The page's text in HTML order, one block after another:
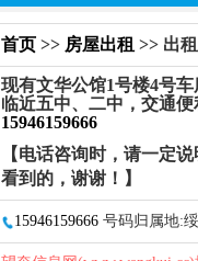
首页 >> 房屋出租 >> 出租
现有文华公馆1号楼4号车
临近五中、二中，交通便
15946159666
【电话咨询时，请一定
看到的，谢谢！】
15946159666 号码归属地: